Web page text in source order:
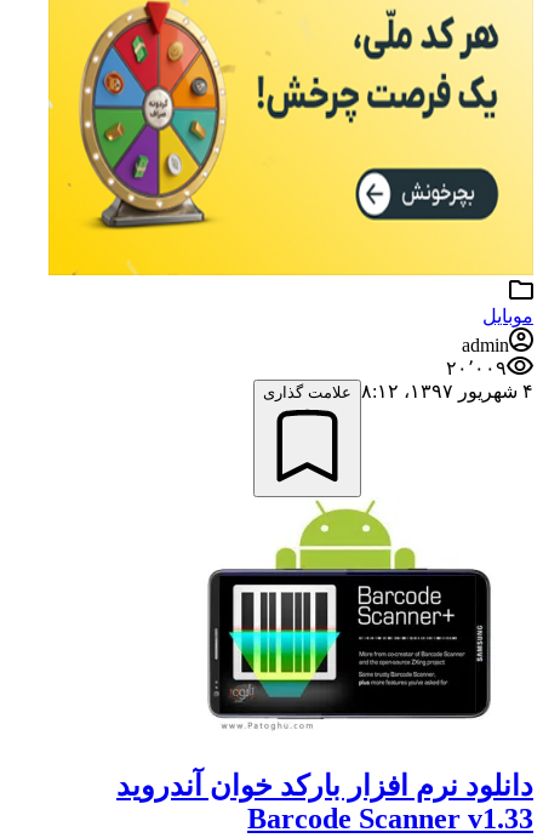
موبایل
admin
۲۰٬۰۰۹
۴ شهریور ۱۳۹۷،‏ ۸:۱۲
علامت گذاری
دانلود نرم افزار بارکد خوان آندروید
Barcode Scanner v1.33